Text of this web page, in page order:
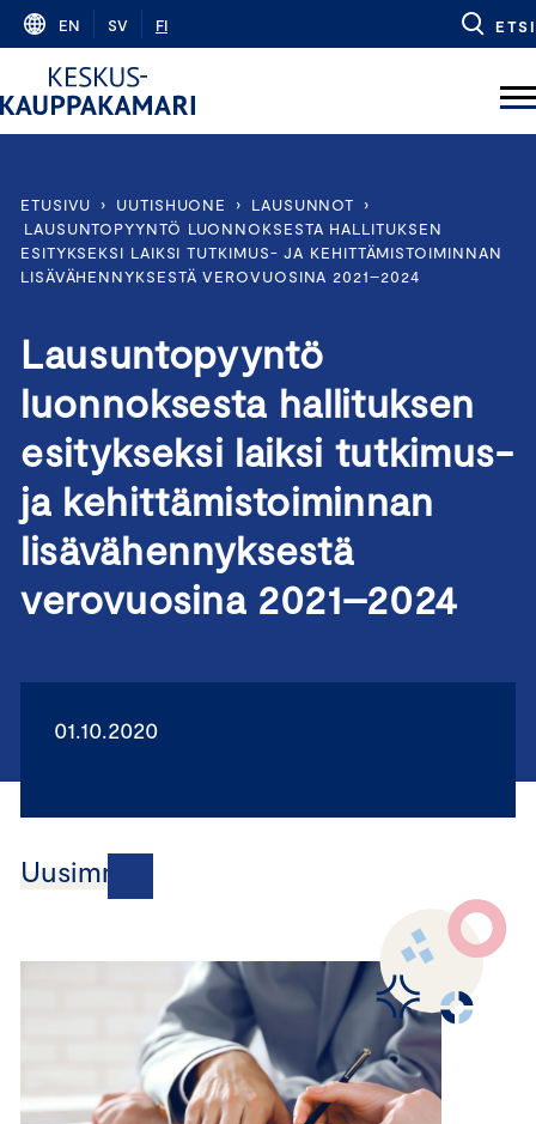
Skip
content
EN SV FI ETSI
ETUSIVU › UUTISHUONE › LAUSUNNOT
›
LAUSUNTOPYYNTÖ LUONNOKSESTA HALLITUKSEN
ESITYKSEKSI LAIKSI TUTKIMUS- JA KEHITTÄMISTOIMINNAN
LISÄVÄHENNYKSESTÄ VEROVUOSINA 2021–2024
Lausuntopyyntö
luonnoksesta hallituksen
esitykseksi laiksi tutkimus-
ja kehittämistoiminnan
lisävähennyksestä
verovuosina 2021–2024
01.10.2020
Uusimmat